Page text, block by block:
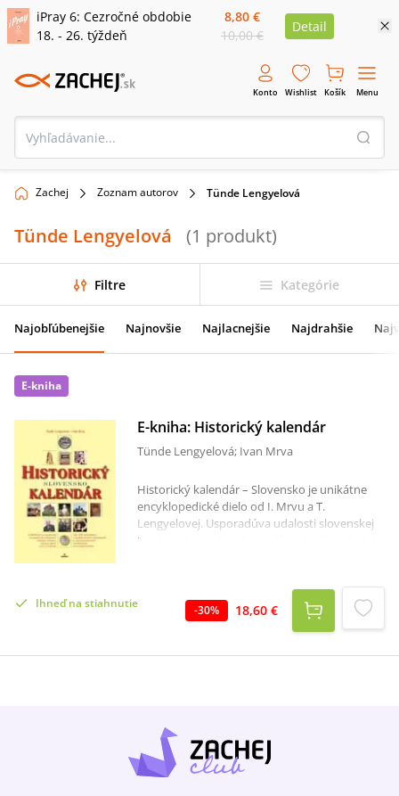
iPray 6: Cezročné obdobie
18. - 26. týždeň
8,80 €
10,00 €
Detail
Konto Wishlist Košík Menu
Zachej Zoznam autorov Tünde Lengyelová
Tünde Lengyelová (1 produkt)
Filtre Kategórie
Najobľúbenejšie Najnovšie Najlacnejšie Najdrahšie
E-kniha
E-kniha: Historický kalendár
Tünde Lengyelová; Ivan Mrva
Historický kalendár – Slovensko je unikátne
encyklopedické dielo od I. Mrvu a T.
Lengyelovej. Usporadúva udalosti slovenskej
histórie chronologicky podľa jednotlivých dní v
osobnostiam je priradená širšia informácia vo
forme medailóna. Pomocný aparát (registre
miestne, menné i register udalostí), umožní
bohatý obrazový materiál.
Ihneď na stiahnutie -30% 18,60 €